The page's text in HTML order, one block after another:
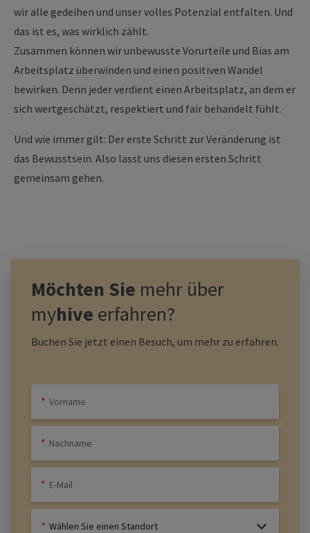
wir alle gedeihen und unser volles Potenzial entfalten. Und
das ist es, was wirklich zählt.
Zusammen können wir unbewusste Vorurteile und Bias am
Arbeitsplatz überwinden und einen positiven Wandel
bewirken. Denn jeder verdient einen Arbeitsplatz, an dem er
sich wertgeschätzt, respektiert und fair behandelt fühlt.
Und wie immer gilt: Der erste Schritt zur Veränderung ist
das Bewusstsein. Also lasst uns diesen ersten Schritt
gemeinsam gehen.
Möchten Sie mehr über
myhive erfahren?
Buchen Sie jetzt einen Besuch, um mehr zu erfahren.
Wählen Sie einen Standort